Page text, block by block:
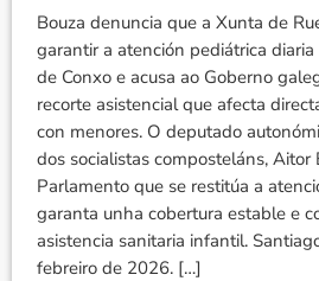
Bouza denuncia que a Xunta de
garantir a atención pediátrica
de Conxo e acusa ao Goberno
recorte asistencial que afecta
con menores. O deputado
dos socialistas composteláns, Aitor
Parlamento que se restitúa a
garanta unha cobertura estable e
asistencia sanitaria infantil.
febreiro de 2026. […]